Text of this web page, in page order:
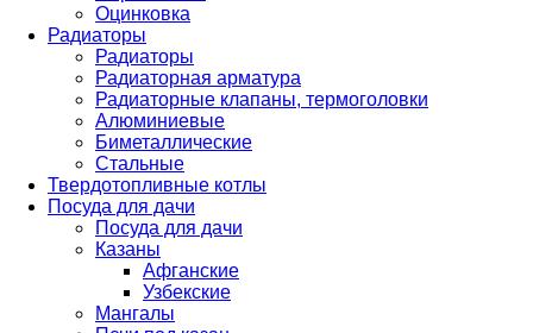
Оцинковка
Радиаторы
Радиаторы
Радиаторная арматура
Радиаторные клапаны, термоголовки
Алюминиевые
Биметаллические
Стальные
Твердотопливные котлы
Посуда для дачи
Посуда для дачи
Казаны
Афганские
Узбекские
Мангалы